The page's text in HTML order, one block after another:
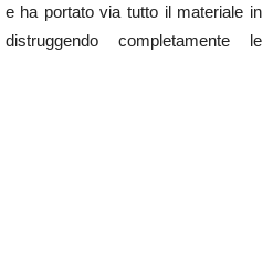
e ha portato via tutto il materiale in
completamente le